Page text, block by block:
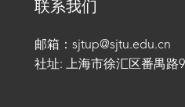
联系我们
邮箱：sjtup@sjtu.edu.cn
社址: 上海市徐汇区番禺路